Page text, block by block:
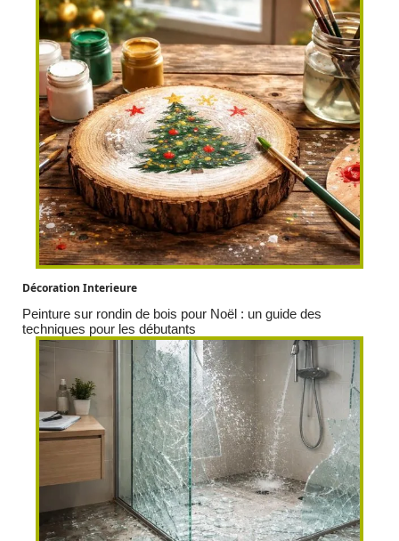
Décoration Interieure
Peinture sur rondin de bois pour Noël : un guide des
techniques pour les débutants